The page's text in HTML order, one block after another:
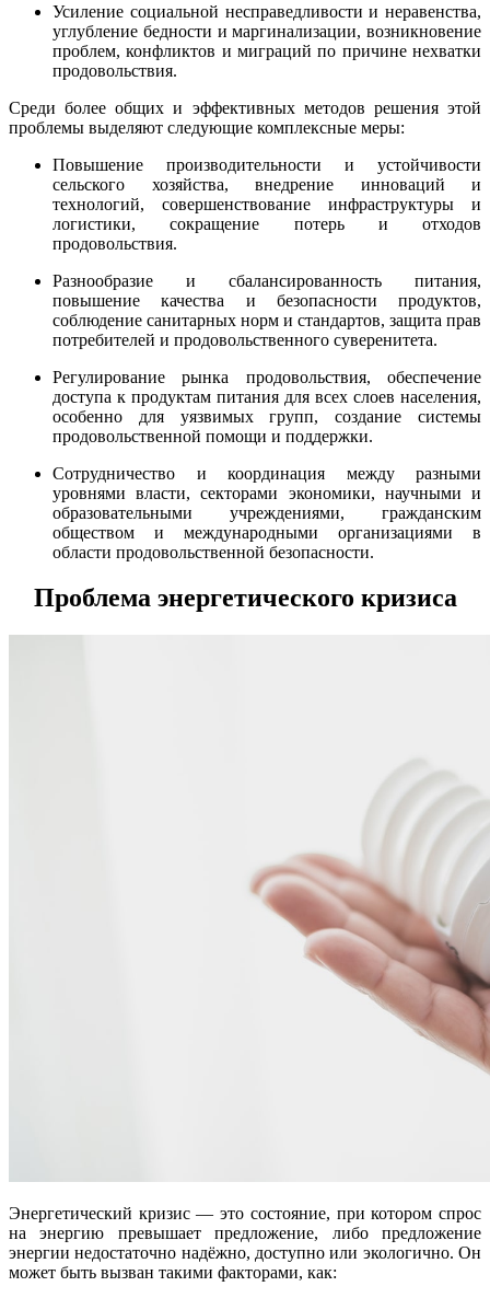
Усиление социальной несправедливости и неравенства,
углубление бедности и маргинализации, возникновение
проблем, конфликтов и миграций по причине нехватки
продовольствия.
Среди более общих и эффективных методов решения этой
проблемы выделяют следующие комплексные меры:
Повышение производительности и устойчивости
сельского хозяйства, внедрение инноваций и
технологий, совершенствование инфраструктуры и
логистики, сокращение потерь и отходов
продовольствия.
Разнообразие и сбалансированность питания,
повышение качества и безопасности продуктов,
соблюдение санитарных норм и стандартов, защита прав
потребителей и продовольственного суверенитета.
Регулирование рынка продовольствия, обеспечение
доступа к продуктам питания для всех слоев населения,
особенно для уязвимых групп, создание системы
продовольственной помощи и поддержки.
Сотрудничество и координация между разными
уровнями власти, секторами экономики, научными и
образовательными учреждениями, гражданским
обществом и международными организациями в
области продовольственной безопасности.
Проблема энергетического кризиса
Энергетический кризис — это состояние, при котором спрос
на энергию превышает предложение, либо предложение
энергии недостаточно надёжно, доступно или экологично. Он
может быть вызван такими факторами, как: